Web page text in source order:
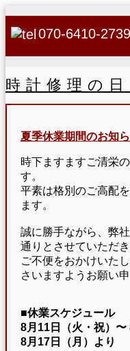
070-6410-2739
時計修理の日
夏季休業期間のお知
時下ますますご清栄
す。
平素は格別のご高配
ます。
誠に勝手ながら、弊
通りとさせていただき
ご不便をおかけいた
さいますようお願い
■休業スケジュール
8月11日（火・祝）〜
8月17日（月）より